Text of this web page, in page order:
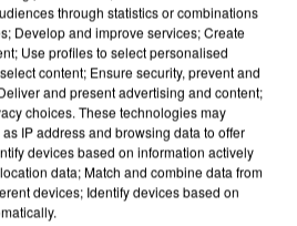
CHANTE
Voir plus
through statistics or combinations
Develop and improve services; Create
Use profiles to select personalised
content; Ensure security, prevent and
and present advertising and content;
choices. These technologies may
IP address and browsing data to offer
devices based on information actively
data; Match and combine data from
devices; Identify devices based on